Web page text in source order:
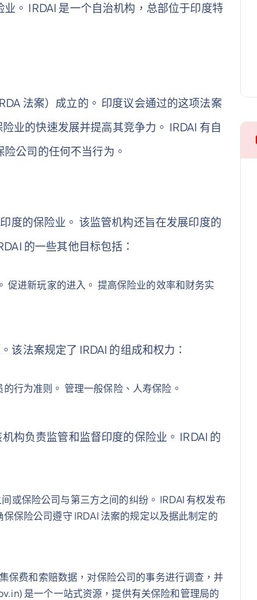
业。 IRDAI 是一个自治机构，总部位于印度特
法案）成立的。 印度议会通过的这项法案
业的快速发展并提高其竞争力。 IRDAI 有自
公司的任何不当行为。
度的保险业。 该监管机构还旨在发展印度的
的一些其他目标包括：
促进新玩家的进入。 提高保险业的效率和财务实
该法案规定了 IRDAI 的组成和权力：
行为准则。 管理一般保险、人寿保险。
构负责监管和监督印度的保险业。 IRDAI 的
或保险公司与第三方之间的纠纷。 IRDAI 有权发布
保险公司遵守 IRDAI 法案的规定以及据此制定的
保费和索赔数据，对保险公司的事务进行调查，并
是一个一站式资源，提供有关保险和管理局的